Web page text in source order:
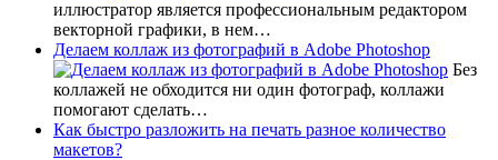
иллюстратор является профессиональным редактором
векторной графики, в нем…
Делаем коллаж из фотографий в Adobe Photoshop
Без
коллажей не обходится ни один фотограф, коллажи
помогают сделать…
Как быстро разложить на печать разное количество
макетов?